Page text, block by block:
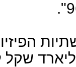
מיליארד שקל, 1.5